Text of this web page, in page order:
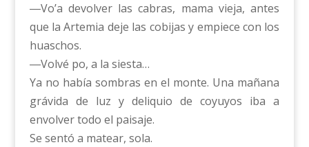
―Vo’a devolver las cabras, mama vieja, antes
que la Artemia deje las cobijas y empiece con los
huaschos.
―Volvé po, a la siesta…
Ya no había sombras en el monte. Una mañana
grávida de luz y deliquio de coyuyos iba a
envolver todo el paisaje.
Se sentó a matear, sola.